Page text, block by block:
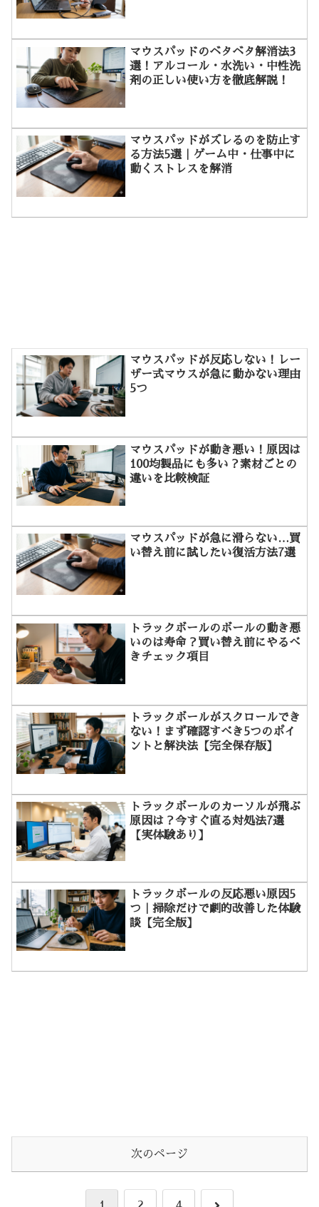
マウスパッドのベタベタ解消法3
選！アルコール・水洗い・中性洗
剤の正しい使い方を徹底解説！
マウスパッドがズレるのを防止す
る方法5選｜ゲーム中・仕事中に
動くストレスを解消
マウスパッドが反応しない！レー
ザー式マウスが急に動かない理由
5つ
マウスパッドが動き悪い！原因は
100均製品にも多い？素材ごとの
違いを比較検証
マウスパッドが急に滑らない…買
い替え前に試したい復活方法7選
トラックボールのボールの動き悪
いのは寿命？買い替え前にやるべ
きチェック項目
トラックボールがスクロールでき
ない！まず確認すべき5つのポイ
ントと解決法【完全保存版】
トラックボールのカーソルが飛ぶ
原因は？今すぐ直る対処法7選
【実体験あり】
トラックボールの反応悪い原因5
つ｜掃除だけで劇的改善した体験
談【完全版】
次のページ
次